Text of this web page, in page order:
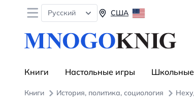
Open menu
Русский США
Книги Настольные игры
Книги История, политика, социология